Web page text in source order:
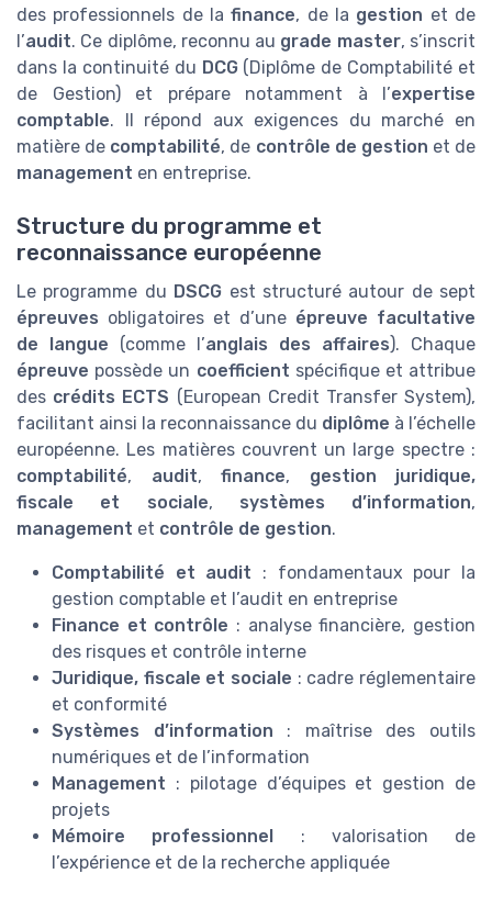
des professionnels de lafinance, de la gestion et de
l’audit. Ce diplôme, reconnu au grade master, s’inscrit
dans la continuité du DCG(Diplôme de Comptabilité et
de Gestion) et prépare notamment à l’expertise
comptable. Il répond aux exigences du marché en
matière de comptabilité, de contrôle de gestion et de
management en entreprise.
Structure du programme et
reconnaissance européenne
Le programme du DSCG est structuré autour de sept
épreuves obligatoires et d’une épreuve facultative
de langue (comme l’anglais des affaires). Chaque
épreuve possède un coefficient spécifique et attribue
des crédits ECTS (European Credit Transfer System),
facilitant ainsi la reconnaissance du diplôme à l’échelle
européenne. Les matières couvrent un large spectre :
comptabilité, audit, finance, gestion juridique,
fiscale et sociale, systèmes d’information,
management et contrôle de gestion.
Comptabilité et audit : fondamentaux pour la
gestion comptable et l’audit en entreprise
Finance et contrôle : analyse financière, gestion
des risques et contrôle interne
Juridique, fiscale et sociale : cadre réglementaire
et conformité
Systèmes d’information : maîtrise des outils
numériques et de l’information
Management : pilotage d’équipes et gestion de
projets
Mémoire professionnel : valorisation de
l’expérience et de la recherche appliquée